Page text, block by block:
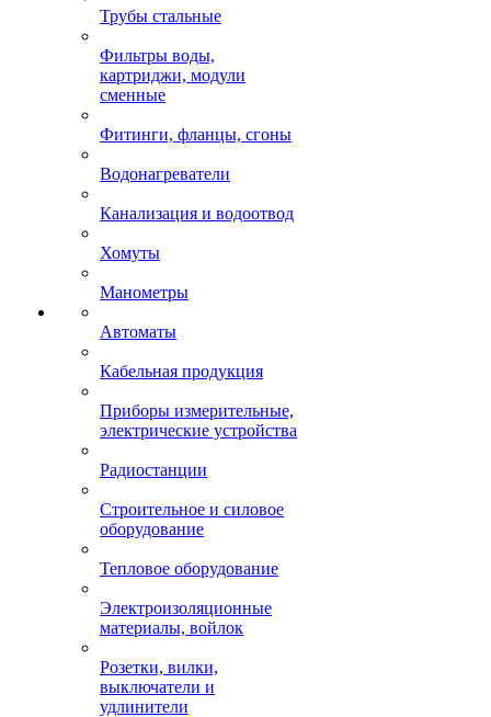
Трубы стальные
Фильтры воды,
картриджи, модули
сменные
Фитинги, фланцы, сгоны
Водонагреватели
Канализация и водоотвод
Хомуты
Манометры
Автоматы
Кабельная продукция
Приборы измерительные,
электрические устройства
Радиостанции
Строительное и силовое
оборудование
Тепловое оборудование
Электроизоляционные
материалы, войлок
Розетки, вилки,
выключатели и
удлинители